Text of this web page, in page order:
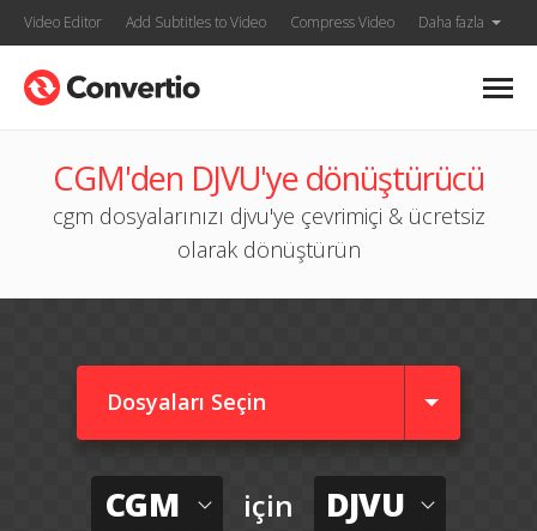
Video Editor Add Subtitles to Video Compress Video Daha fazla
CGM'den DJVU'ye dönüştürücü
cgm dosyalarınızı djvu'ye çevrimiçi & ücretsiz
olarak dönüştürün
Dosyaları Seçin
CGM için DJVU